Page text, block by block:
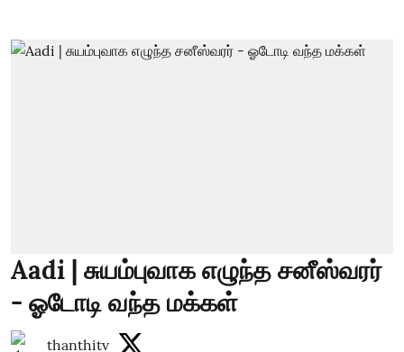
Aadi | சுயம்புவாக எழுந்த சனீஸ்வரர்
- ஓடோடி வந்த மக்கள்
thanthitv